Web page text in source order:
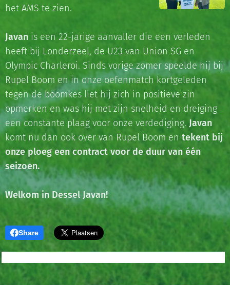
het AMS te zien.
Javan is een 22-jarige aanvaller die een verleden
heeft bij Londerzeel, de U23 van Union SG en
Olympic Charleroi. Sinds vorige zomer speelde hij bij
Rupel Boom en in onze oefenmatch kortgeleden
tegen de boomkes liet hij zich in positieve zin
opmerken en was hij met zijn snelheid en dreiging
een constante plaag voor onze verdediging.Javan
komt nu dan ook over van Rupel Boom en tekent bij
onze ploeg een contract voor de duur van één
seizoen.
Welkom in Dessel Javan!
Share